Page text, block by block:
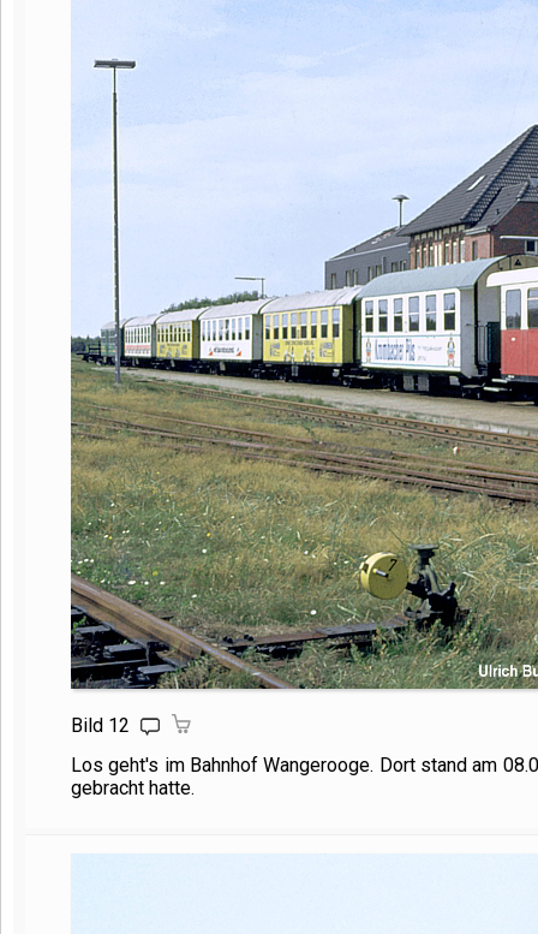
Bild 12
Los geht's im Bahnhof Wangerooge. Dort stand am
gebracht hatte.